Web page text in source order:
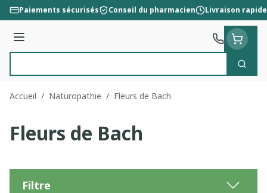
Aller au contenu
Paiements sécurisés Conseil du pharmacien Livraison rapide
Menu
Accueil / Naturopathie / Fleurs de Bach
Fleurs de Bach
Filtre